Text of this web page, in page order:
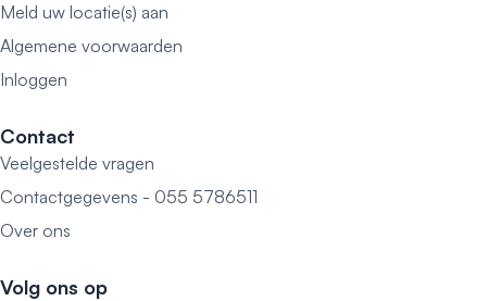
Meld uw locatie(s) aan
Algemene voorwaarden
Inloggen
Contact
Veelgestelde vragen
Contactgegevens - 055 5786511
Over ons
Volg ons op